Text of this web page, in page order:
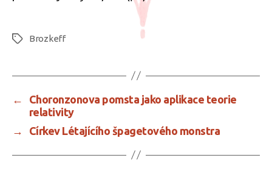
ŠtítkyBrozkeff
←
Choronzonova pomsta jako aplikace teorie
relativity
→
Církev Létajícího špagetového monstra